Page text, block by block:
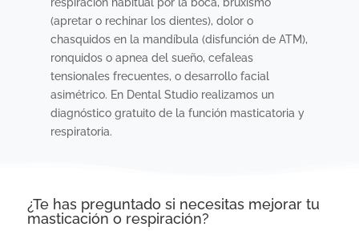
(apretar o rechinar los dientes), dolor o
chasquidos en la mandíbula (disfunción de ATM),
ronquidos o apnea del sueño, cefaleas
tensionales frecuentes, o desarrollo facial
asimétrico. En Dental Studio realizamos un
diagnóstico gratuito de la función masticatoria y
respiratoria.
¿Te has preguntado si necesitas mejorar tu
masticación o respiración?